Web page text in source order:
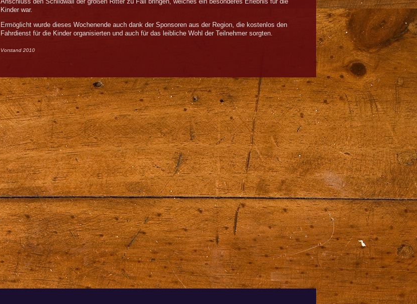
Kinder war.
Ermöglicht wurde dieses Wochenende auch dank der Sponsoren aus der Region, die kostenlos den
Fahrdienst für die Kinder organisierten und auch für das leibliche Wohl der Teilnehmer sorgten.
Vorstand 2010